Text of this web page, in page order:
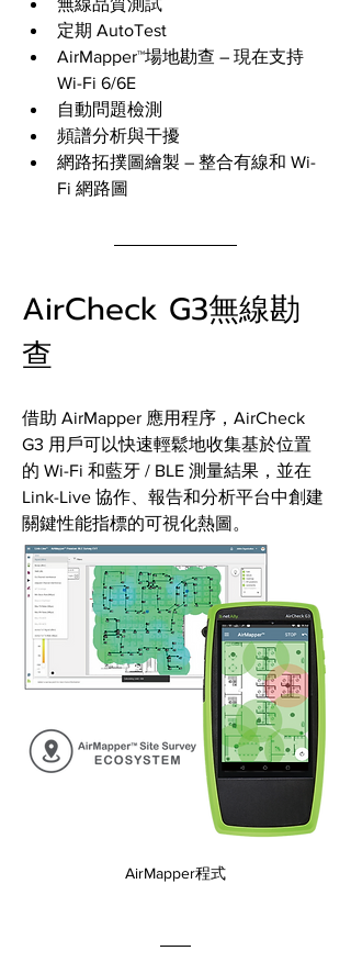
定期 AutoTest
AirMapper™場地勘查 – 現在支持
Wi-Fi 6/6E
自動問題檢測
頻譜分析與干擾
網路拓撲圖繪製 – 整合有線和 Wi-
Fi 網路圖
AirCheck G3無線勘
查
借助 AirMapper 應用程序，AirCheck
G3 用戶可以快速輕鬆地收集基於位置
的 Wi-Fi 和藍牙 / BLE 測量結果，並在
Link-Live 協作、報告和分析平台中創建
關鍵性能指標的可視化熱圖。
AirMapper程式